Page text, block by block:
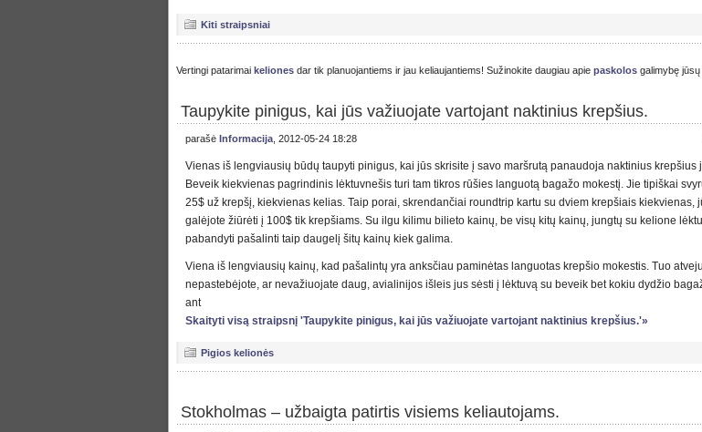
Kiti straipsniai
Vertingi patarimai keliones dar tik planuojantiems ir jau keliaujantiems! Sužinokite daugiau apie paskolos galimybę jūsų
Taupykite pinigus, kai jūs važiuojate vartojant naktinius krepšius.
parašė Informacija , 2012-05-24 18:28
Vienas iš lengviausių būdų taupyti pinigus, kai jūs skrisite į savo maršrutą panaudoja naktinius krepšius
Beveik kiekvienas pagrindinis lėktuvnešis turi tam tikros rūšies languotą bagažo mokestį. Jie tipiškai
25$ už krepšį, kiekvienas kelias. Taip porai, skrendančiai roundtrip kartu su dviem krepšiais kiekvienas,
galėjote žiūrėti į 100$ tik krepšiams. Su ilgu kilimu bilieto kainų, be visų kitų kainų, jungtų su kelione
pabandyti pašalinti taip daugelį šitų kainų kiek galima.
Viena iš lengviausių kainų, kad pašalintų yra anksčiau paminėtas languotas krepšio mokestis. Tuo
nepastebėjote, ar nevažiuojate daug, avialinijos išleis jus sėsti į lėktuvą su beveik bet kokiu dydžio
ant
Skaityti visą straipsnį 'Taupykite pinigus, kai jūs važiuojate vartojant naktinius krepšius.'»
Pigios kelionės
Stokholmas – užbaigta patirtis visiems keliautojams.